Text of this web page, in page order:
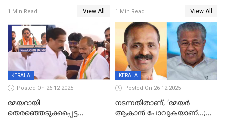
ദാരുണാന്ത്യം
1 Min Read View All
മരിച്ചനിലയിൽ
1 Min Read View All
KERALA
Posted On 26-12-2025
മേയറായി
തെരഞ്ഞെടുക്കപ്പെട്ട
KERALA
Posted On 26-12-2025
നടന്നതിതാണ്, ‘മേയർ
ആകാൻ പോവുകയാണ്...;